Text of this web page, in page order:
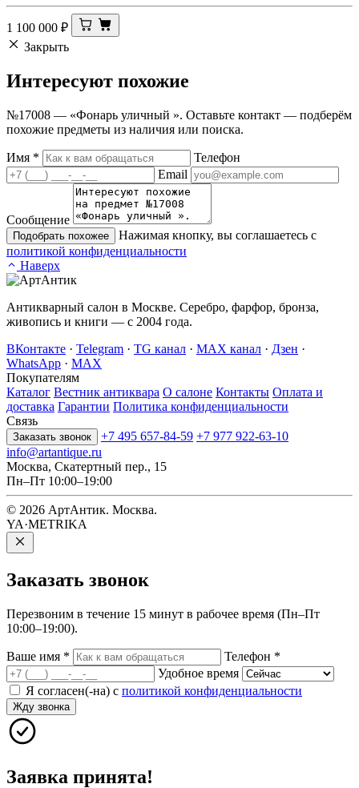
1 100 000 ₽
Закрыть
Интересуют похожие
№17008 — «Фонарь уличный ». Оставьте контакт — подберём
похожие предметы из наличия или поиска.
Имя *
Телефон
Email
Сообщение
Подобрать похожее
Нажимая кнопку, вы соглашаетесь с
политикой конфиденциальности
Наверх
Антикварный салон в Москве. Серебро, фарфор, бронза,
живопись и книги — с 2004 года.
ВКонтакте · Telegram · TG канал · MAX канал · Дзен ·
WhatsApp · MAX
Покупателям
Каталог Вестник антиквара О салоне Контакты Оплата и
доставка Гарантии Политика конфиденциальности
Связь
Заказать звонок +7 495 657-84-59 +7 977 922-63-10
info@artantique.ru
Москва, Скатертный пер., 15
Пн–Пт 10:00–19:00
© 2026 АртАнтик. Москва.
YA·METRIKA
Заказать звонок
Перезвоним в течение 15 минут в рабочее время (Пн–Пт
10:00–19:00).
Ваше имя * Телефон *
Удобное время
Я согласен(-на) с политикой конфиденциальности
Жду звонка
Заявка принята!